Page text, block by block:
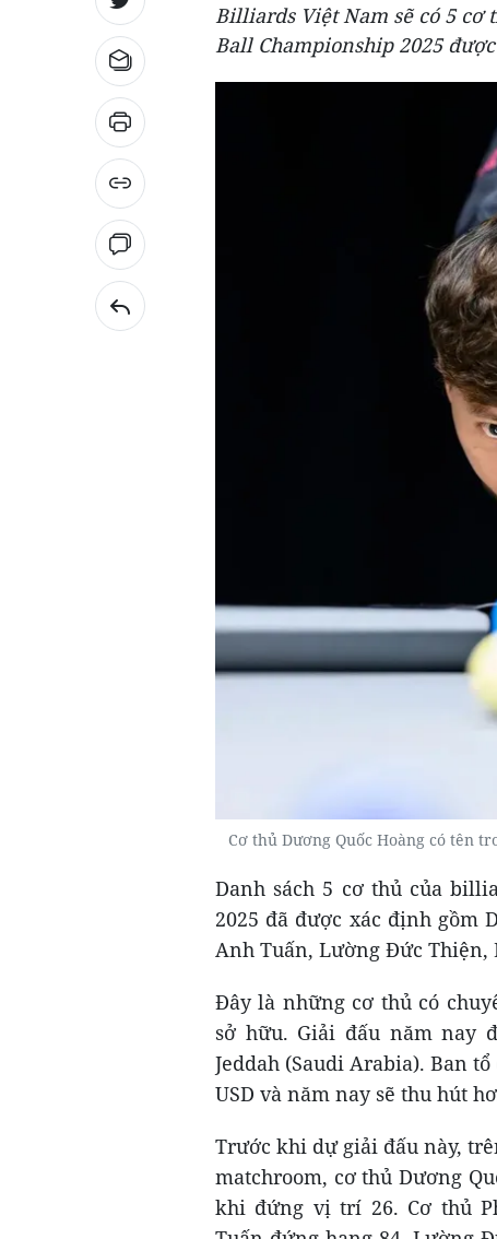
Billiards Việt Nam sẽ có 5 cơ
Ball Championship 2025
Cơ thủ Dương Quốc Hoàng có tên
Danh sách 5 cơ thủ của
2025 đã được xác định gồm
Anh Tuấn, Lường Đức Thiện,
Đây là những cơ thủ có
sở hữu. Giải đấu năm nay
Jeddah (Saudi Arabia). Ban
USD và năm nay sẽ thu hút
Trước khi dự giải đấu này,
matchroom, cơ thủ Dương
khi đứng vị trí 26. Cơ thủ